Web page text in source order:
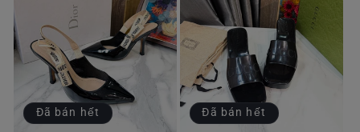
Đã bán hết Đã bán hết